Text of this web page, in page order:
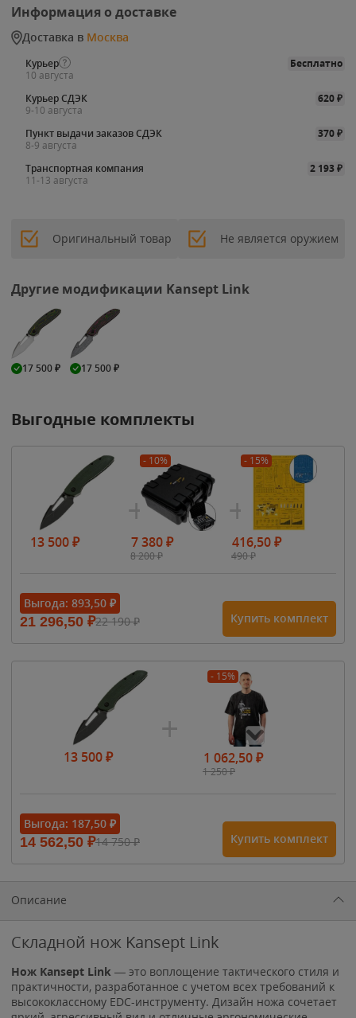
Информация о доставке
Доставка в Москва
Курьер
Бесплатно
10 августа
Курьер СДЭК
620₽
9-10 августа
Пункт выдачи заказов СДЭК
370₽
8-9 августа
Транспортная компания
2 193₽
11-13 августа
Оригинальный товар Не является оружием
Другие модификации Kansept Link
17 500₽ 17 500₽
Выгодные комплекты
13 500₽
- 10%
7 380₽
8 200₽
- 15%
416,50₽
490₽
Выгода: 893,50 ₽
21 296,50 ₽22 190₽ Купить комплект
13 500₽
- 15%
1 062,50₽
1 250₽
1 615₽
1 900₽1 900₽
Выгода: 187,50 ₽
14 562,50 ₽14 750₽ Купить комплект
Описание
Складной нож Kansept Link
Нож Kansept Link — это воплощение тактического стиля и
практичности, разработанное с учетом всех требований к
высококлассному EDC-инструменту. Дизайн ножа сочетает